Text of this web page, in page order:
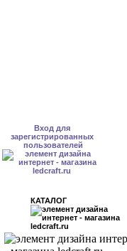
Вход для
зарегистрированных
пользователей
КАТАЛОГ